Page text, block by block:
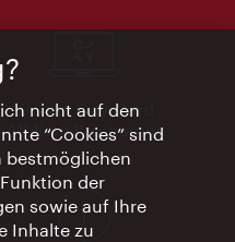
Vienna City Card
Affiliate Programm
nicht auf den
“Cookies” sind
bestmöglichen
der
sowie auf Ihre
Inhalte zu